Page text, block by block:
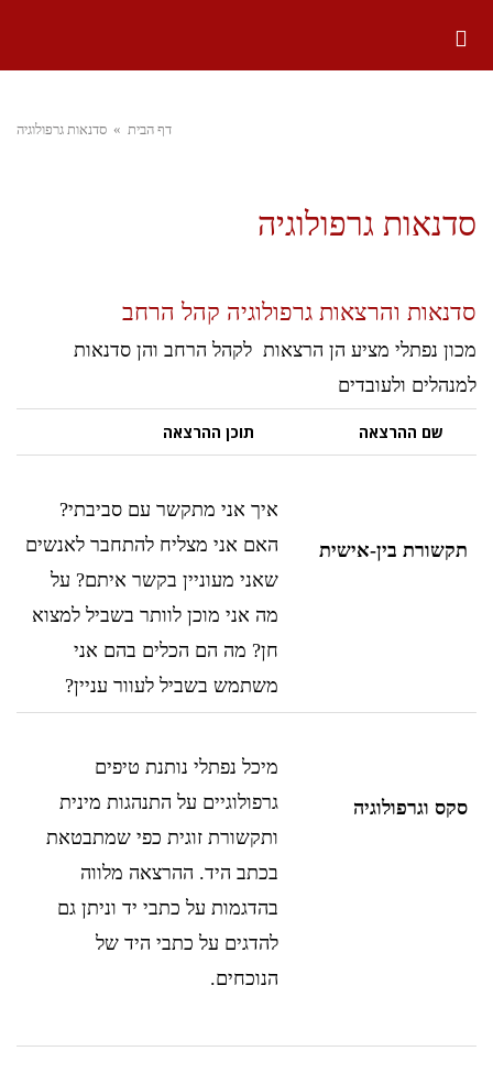
דף הבית » סדנאות גרפולוגיה
סדנאות גרפולוגיה
סדנאות והרצאות גרפולוגיה קהל הרחב
מכון נפתלי מציע הן הרצאות לקהל הרחב והן סדנאות
למנהלים ולעובדים
שם ההרצאה תוכן ההרצאה
תקשורת בין-אישית
איך אני מתקשר עם סביבתי?
האם אני מצליח להתחבר לאנשים
שאני מעוניין בקשר איתם? על
מה אני מוכן לוותר בשביל למצוא
חן? מה הם הכלים בהם אני
משתמש בשביל לעוור עניין?
סקס וגרפולוגיה
מיכל נפתלי נותנת טיפים
גרפולוגיים על התנהגות מינית
ותקשורת זוגית כפי שמתבטאת
בכתב היד. ההרצאה מלווה
בהדגמות על כתבי יד וניתן גם
להדגים על כתבי היד של
הנוכחים.